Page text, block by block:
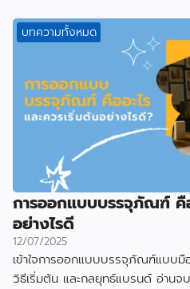
บทความทั้งหมด
การออกแบบบรรจุภัณฑ์ คื
อย่างไรดี
12/07/2025
เข้าใจการออกแบบบรรจุภัณฑ์แบบ
วิธีเริ่มต้น และกลยุทธ์แบรนด์ อ่าน